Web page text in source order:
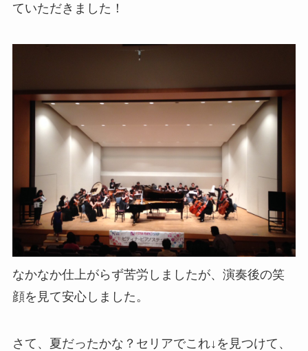
ていただきました！
なかなか仕上がらず苦労しましたが、演奏後の笑
顔を見て安心しました。
さて、夏だったかな？セリアでこれ↓を見つけて、